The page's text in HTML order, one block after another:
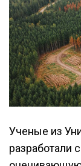
Ученые из
разработали